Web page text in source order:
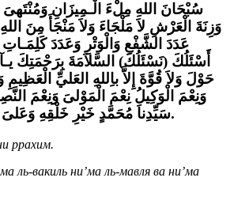
سُبْحَانَ اللهِ مِلْءَ الْـمِيزَانِ
وَزِنَةَ الْعَرْشِ لاَ مَلْجَاءَ وَلاَ مَنْجَأَ مِنَ اللهِ
عَدَدَ الشَّفْعِ وَالْوَتْرِ وَعَدَدَ كَلِمَـاتِ
أَسْئَلُكَ (نَسْئَلُكَ) السَّلاَمَةَ بِرَحْمَتِكَ
حَوْلَ وَلاَ قُوَّةَ إِلاَّ باِللهِ العَليِّ
وَنِعْمَ الْوَكِيلُ نِعْمَ الْمَوْلىَ وَنِعْمَ
سَيِّدِناَ مُحَمَّدٍ خَيْرِ خَلْقِهِ وَعَلىَ آلِهِ وَصَحْبِهِ أَجْمَعِينَ.
ррахим.
ль-вакиль ни’ма ль-мавля ва ни’ма